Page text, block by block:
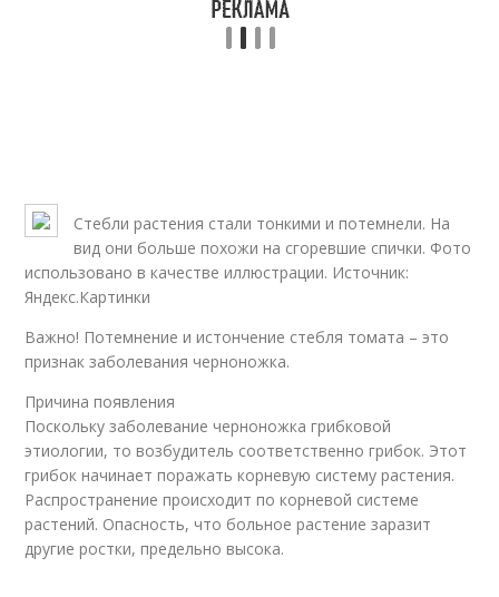
Стебли растения стали тонкими и потемнели. На
вид они больше похожи на сгоревшие спички. Фото
использовано в качестве иллюстрации. Источник:
Яндекс.Картинки
Важно! Потемнение и истончение стебля томата – это
признак заболевания черноножка.
Причина появления
Поскольку заболевание черноножка грибковой
этиологии, то возбудитель соответственно грибок. Этот
грибок начинает поражать корневую систему растения.
Распространение происходит по корневой системе
растений. Опасность, что больное растение заразит
другие ростки, предельно высока.